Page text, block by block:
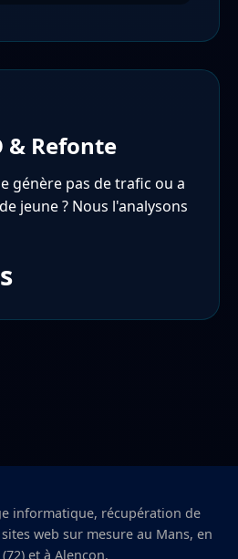
& Refonte
génère pas de trafic ou a
jeune ? Nous l'analysons
informatique, récupération de
web sur mesure au Mans, en
et à Alençon.